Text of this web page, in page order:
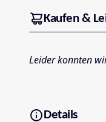
Kaufen &
Leider konnten
Details